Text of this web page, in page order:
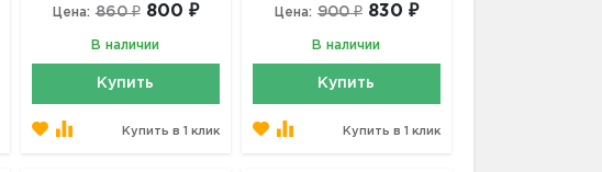
Цена: 860 ₽ 800 ₽
В наличии
Купить
Купить в 1 клик
Цена: 900 ₽ 830 ₽
В наличии
Купить
Купить в 1 клик